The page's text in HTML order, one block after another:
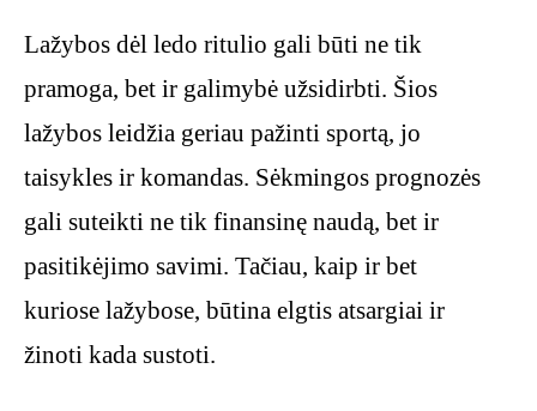
Lažybos dėl ledo ritulio gali būti ne tik
pramoga, bet ir galimybė užsidirbti. Šios
lažybos leidžia geriau pažinti sportą, jo
taisykles ir komandas. Sėkmingos prognozės
gali suteikti ne tik finansinę naudą, bet ir
pasitikėjimo savimi. Tačiau, kaip ir bet
kuriose lažybose, būtina elgtis atsargiai ir
žinoti kada sustoti.